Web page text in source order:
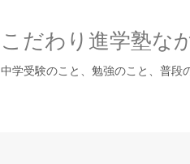
こだわり進学塾な
中学受験のこと、勉強のこと、普段